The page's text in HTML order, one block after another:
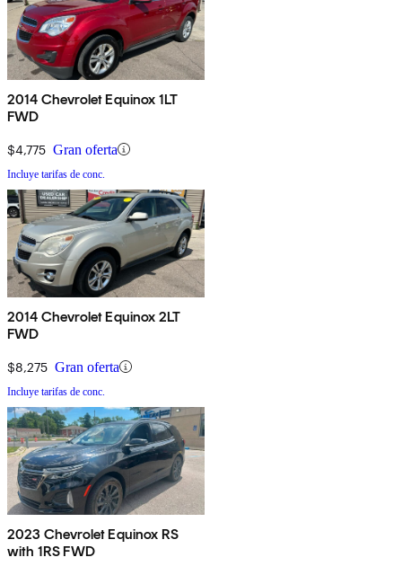
2014 Chevrolet Equinox 1LT
FWD
$4,775 Gran oferta
Incluye tarifas de conc.
2014 Chevrolet Equinox 2LT
FWD
$8,275 Gran oferta
Incluye tarifas de conc.
2023 Chevrolet Equinox RS
with 1RS FWD